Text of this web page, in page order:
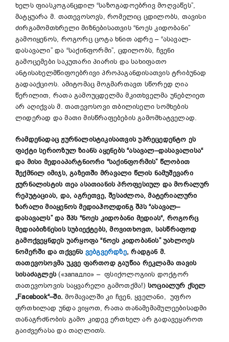
ხელს ფიასკოგანცდილ “საზოგადოებრივ მოღვაწეს”,
მატყუარა მ. თათევოსოვს, რომელიც ცდილობს, თავისი
ძირგამომთხრელი მიზნებისათვის “ნოეს კიდობანი”
გამოიყენოს, როგორც ცოტა ხნით ადრე – “ასავალ-
დასავალი” და “საქინფორმი”, ცდილობს, ჩვენი
გამოცემები საკუთარი პიარის და სახიფათო
ანტისახელმწიფოებრივი პროპაგანდისათვის ტრიბუნად
გადააქციოს. ამიტომაც მოგმართავთ სწორედ ღია
წერილით, რათა გამოუცდელმა მკითხველმა უნებლიეთ
არ აღიქვას მ. თათევოსოვი თბილისელი სომხების
ლიდერად და მათი მისწრაფებების გამომხატველად.
რამდენადაც ჟურნალისტიკისათვის უპრეცედენტო ეს
ფაქტი სერიოზულ ზიანს აყენებს“ასავალ–დასავალისა“
და მისი მედიაპარტნიორი “საქინფორმის” წლობით
შექმნილ იმიჯს, გაზეთში მრავალი წლის ნამუშევარი
ჟურნალისტის თეა ასათიანის პროფესიულ და მორალურ
რეპუტაციას, და, აგრეთვე, შესაძლოა,მატერიალური
ზარალი მიაყენოს მედიაჰოლდინგ შპს“ასავალ–
დასავალს”და შპს“ნოეს კიდობანი მედიას“, როგორც
მედიაბიზნესის სუბიექტებს,მოვითხოვთ, სასწრაფოდ
გამოქვეყნდეს უარყოფა “ნოეს კიდობანის”უახლოეს
ნომერში და თქვენს ვებგვერდზე,რადგან მ.
თათევოსოვმა უკვე ფართოდ გაუწია რეკლამა თავის
სისაძაგლეს(«западло» – ფსიქოლოგიის დოქტორ
თათევოსოვის საყვარელი გამოთქმა!) სოციალურ ქსელ
„Facebook“–ში. მომავალში კი ჩვენ, ყველანი, უფრო
ფრთხილად უნდა ვიყოთ, რათა თანამემამულეებისადმი
თანაგრძნობის გამო კიდევ ერთხელ არ გადავეყაროთ
გაიძვერასა და თაღლითს.